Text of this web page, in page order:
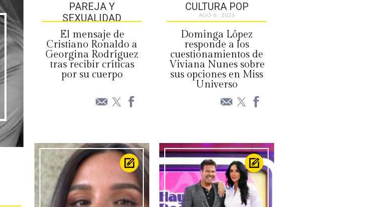
PAREJA Y
SEXUALIDAD
El mensaje de
Cristiano Ronaldo a
Georgina Rodríguez
tras recibir críticas
por su cuerpo
CULTURA POP
AGO 6 , 2026
Dominga López
responde a los
cuestionamientos de
Viviana Nunes sobre
sus opciones en Miss
Universo